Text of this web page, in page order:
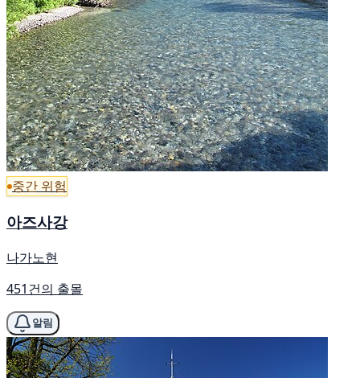
중간 위험
아즈사강
나가노현
451건의 출몰
알림